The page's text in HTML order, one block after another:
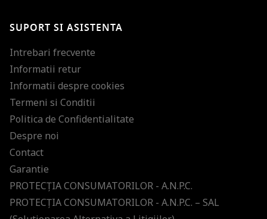
SUPORT SI ASISTENTA
Intrebari frecvente
Informatii retur
Informatii despre cookies
Termeni si Conditii
Politica de Confidentialitate
Despre noi
Contact
Garantie
PROTECŢIA CONSUMATORILOR - A.N.P.C.
PROTECŢIA CONSUMATORILOR - A.N.P.C. – SAL